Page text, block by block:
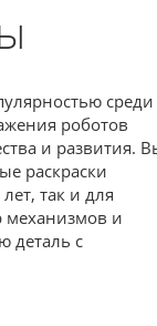
среди
роботов
и развития.
раскраски
так и для
механизмов и
деталь с